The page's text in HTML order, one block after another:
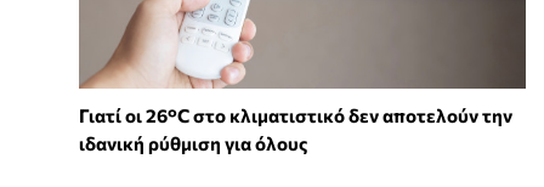
Γιατί οι 26°C στο κλιματιστικό δεν αποτελούν την
ιδανική ρύθμιση για όλους